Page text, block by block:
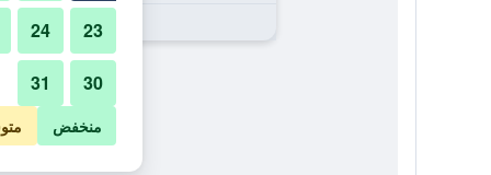
23
24
30
31
منخفض